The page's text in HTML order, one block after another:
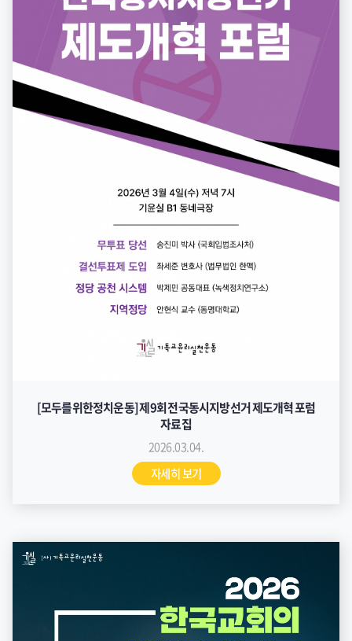
[모두를위한정치운동] 제9회 전국동시지방선거 제도개혁 포럼
자료집
2026.03.04.
자세히 보기